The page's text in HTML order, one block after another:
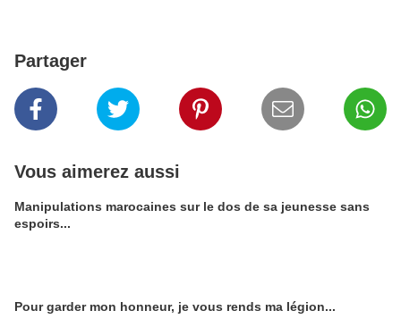
Partager
Vous aimerez aussi
Manipulations marocaines sur le dos de sa jeunesse sans
espoirs...
Pour garder mon honneur, je vous rends ma légion...